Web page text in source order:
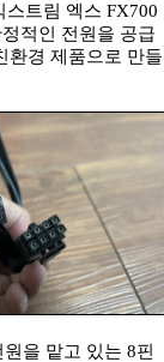
트림 엑스 FX700
적인 전원을 공급
환경 제품으로 만들
을 맡고 있는 8핀